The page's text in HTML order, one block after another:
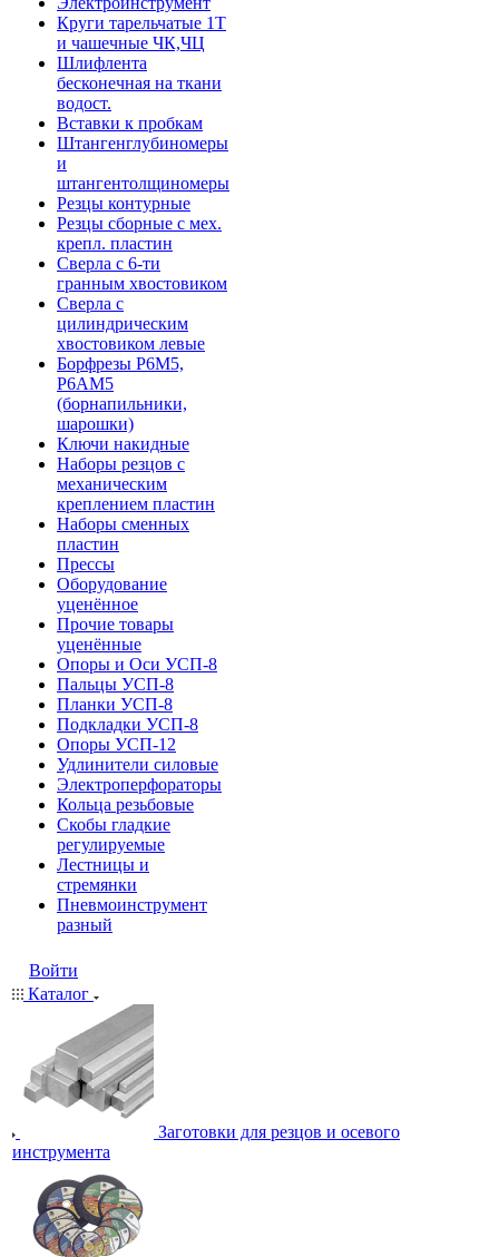
Круги тарельчатые 1Т
и чашечные ЧК,ЧЦ
Шлифлента
бесконечная на ткани
водост.
Вставки к пробкам
Штангенглубиномеры
и
штангентолщиномеры
Резцы контурные
Резцы сборные с мех.
крепл. пластин
Сверла с 6-ти
гранным хвостовиком
Сверла с
цилиндрическим
хвостовиком левые
Борфрезы Р6М5,
Р6АМ5
(борнапильники,
шарошки)
Ключи накидные
Наборы резцов с
механическим
креплением пластин
Наборы сменных
пластин
Прессы
Оборудование
уценённое
Прочие товары
уценённые
Опоры и Оси УСП-8
Пальцы УСП-8
Планки УСП-8
Подкладки УСП-8
Опоры УСП-12
Удлинители силовые
Электроперфораторы
Кольца резьбовые
Скобы гладкие
регулируемые
Лестницы и
стремянки
Пневмоинструмент
разный
Войти
Каталог
Заготовки для резцов и осевого
инструмента